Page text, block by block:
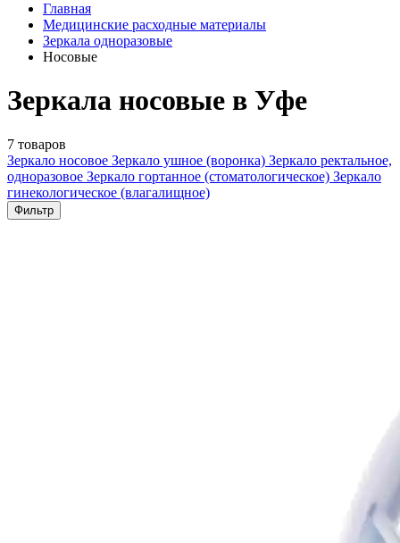
Главная
Медицинские расходные материалы
Зеркала одноразовые
Носовые
Зеркала носовые в Уфе
7 товаров
Зеркало носовое Зеркало ушное (воронка) Зеркало ректальное,
одноразовое Зеркало гортанное (стоматологическое) Зеркало
гинекологическое (влагалищное)
Фильтр